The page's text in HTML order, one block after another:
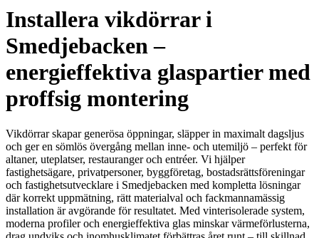
Installera vikdörrar i
Smedjebacken –
energieffektiva glaspartier med
proffsig montering
Vikdörrar skapar generösa öppningar, släpper in maximalt dagsljus
och ger en sömlös övergång mellan inne- och utemiljö – perfekt för
altaner, uteplatser, restauranger och entréer. Vi hjälper
fastighetsägare, privatpersoner, byggföretag, bostadsrättsföreningar
och fastighetsutvecklare i Smedjebacken med kompletta lösningar
där korrekt uppmätning, rätt materialval och fackmannamässig
installation är avgörande för resultatet. Med vinterisolerade system,
moderna profiler och energieffektiva glas minskar värmeförlusterna,